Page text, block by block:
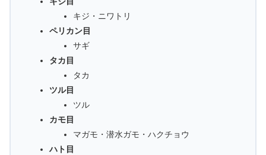
キジ・ニワトリ
ペリカン目
サギ
タカ目
タカ
ツル目
ツル
カモ目
マガモ・潜水ガモ・ハクチョウ
ハト目